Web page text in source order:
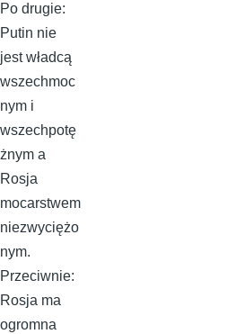
Po drugie:
Putin nie
jest władcą
wszechmoc
nym i
wszechpotę
żnym a
Rosja
mocarstwem
niezwyciężo
nym.
Przeciwnie:
Rosja ma
ogromna